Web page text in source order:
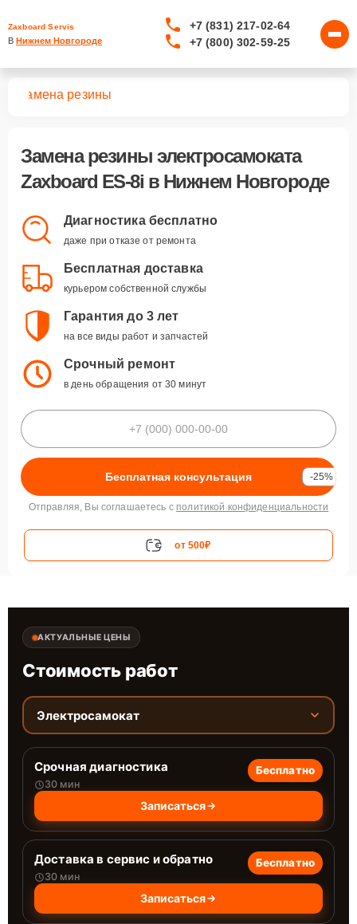
Zaxboard Servis
В Нижнем Новгороде
+7 (831) 217-02-64
+7 (800) 302-59-25
Замена резины
Замена резины электросамоката
Zaxboard ES-8i в Нижнем Новгороде
Диагностика бесплатно
даже при отказе от ремонта
Бесплатная доставка
курьером собственной службы
Гарантия до 3 лет
на все виды работ и запчастей
Срочный ремонт
в день обращения от 30 минут
Бесплатная консультация -25%
Отправляя, Вы соглашаетесь с политикой конфиденциальности
от 500₽
АКТУАЛЬНЫЕ ЦЕНЫ
Стоимость работ
Электросамокат
Срочная диагностика
30 мин
Бесплатно
Записаться
Доставка в сервис и обратно
30 мин
Бесплатно
Записаться